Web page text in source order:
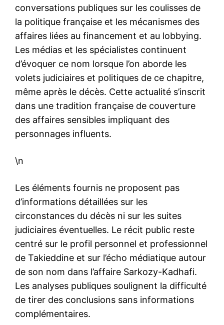
conversations publiques sur les coulisses de
la politique française et les mécanismes des
affaires liées au financement et au lobbying.
Les médias et les spécialistes continuent
d’évoquer ce nom lorsque l’on aborde les
volets judiciaires et politiques de ce chapitre,
même après le décès. Cette actualité s’inscrit
dans une tradition française de couverture
des affaires sensibles impliquant des
personnages influents.
\n
Les éléments fournis ne proposent pas
d’informations détaillées sur les
circonstances du décès ni sur les suites
judiciaires éventuelles. Le récit public reste
centré sur le profil personnel et professionnel
de Takieddine et sur l’écho médiatique autour
de son nom dans l’affaire Sarkozy-Kadhafi.
Les analyses publiques soulignent la difficulté
de tirer des conclusions sans informations
complémentaires.